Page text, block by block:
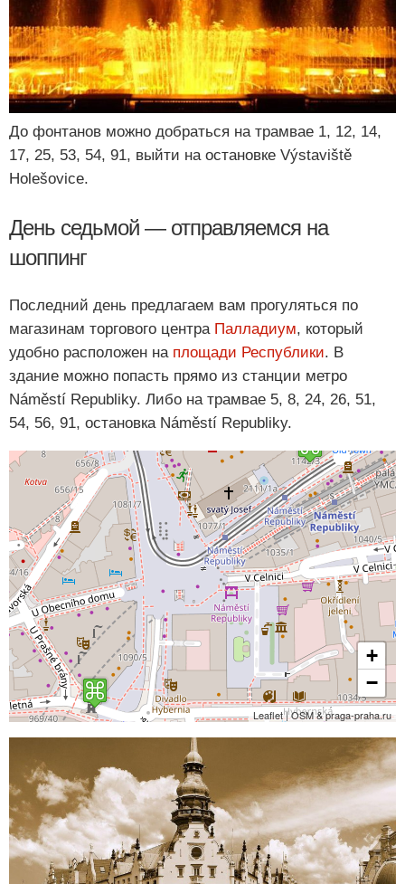
До фонтанов можно добраться на трамвае 1, 12, 14,
17, 25, 53, 54, 91, выйти на остановке Výstaviště
Holešovice.
День седьмой — отправляемся на
шоппинг
Последний день предлагаем вам прогуляться по
магазинам торгового центра Палладиум, который
удобно расположен на площади Республики. В
здание можно попасть прямо из станции метро
Náměstí Republiky. Либо на трамвае 5, 8, 24, 26, 51,
54, 56, 91, остановка Náměstí Republiky.
+
−
Leaflet | OSM & praga-praha.ru